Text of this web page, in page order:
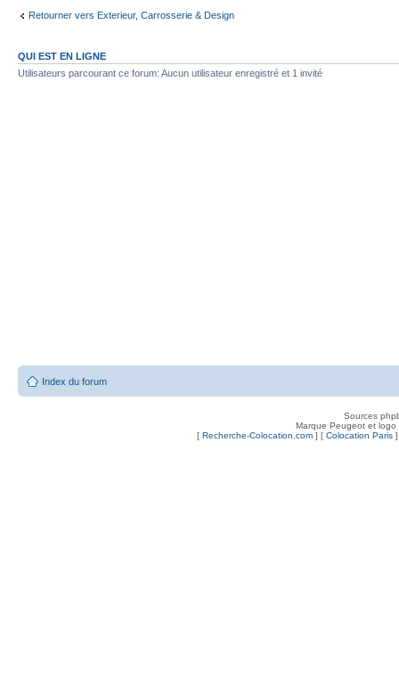
Retourner vers Exterieur, Carrosserie & Design
QUI EST EN LIGNE
Utilisateurs parcourant ce forum: Aucun utilisateur enregistré et 1 invité
Index du forum
Sources
Marque Peugeot et
[ Recherche-Colocation.com ] [ Colocation Paris